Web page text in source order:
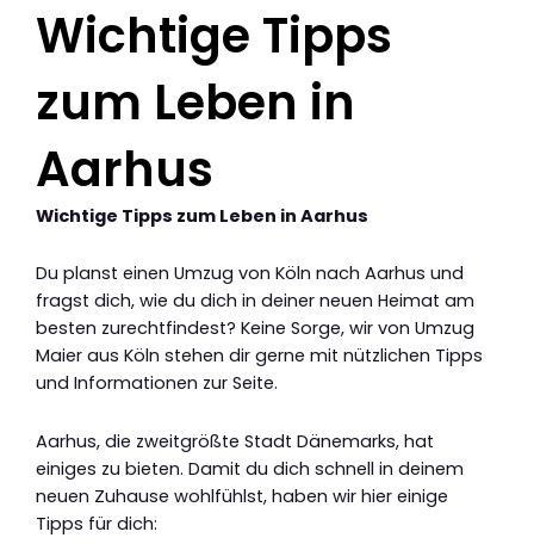
Wichtige Tipps
zum Leben in
Aarhus
Wichtige Tipps zum Leben in Aarhus
Du planst einen Umzug von Köln nach Aarhus und
fragst dich, wie du dich in deiner neuen Heimat am
besten zurechtfindest? Keine Sorge, wir von Umzug
Maier aus Köln stehen dir gerne mit nützlichen Tipps
und Informationen zur Seite.
Aarhus, die zweitgrößte Stadt Dänemarks, hat
einiges zu bieten. Damit du dich schnell in deinem
neuen Zuhause wohlfühlst, haben wir hier einige
Tipps für dich: